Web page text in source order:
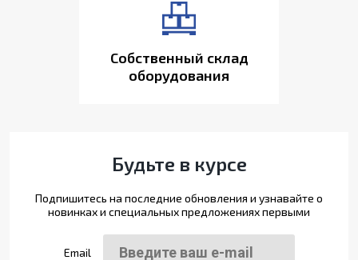
Собственный склад
оборудования
Будьте в курсе
Подпишитесь на последние обновления и узнавайте о
новинках и специальных предложениях первыми
Email